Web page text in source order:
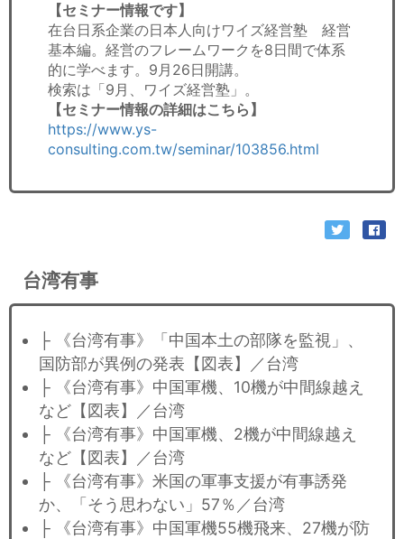
【セミナー情報です】
在台日系企業の日本人向けワイズ経営塾 経営
基本編。経営のフレームワークを8日間で体系
的に学べます。9月26日開講。
検索は「9月、ワイズ経営塾」。
【セミナー情報の詳細はこちら】
https://www.ys-
consulting.com.tw/seminar/103856.html
台湾有事
├ 《台湾有事》「中国本土の部隊を監視」、
国防部が異例の発表【図表】／台湾
├ 《台湾有事》中国軍機、10機が中間線越え
など【図表】／台湾
├ 《台湾有事》中国軍機、2機が中間線越え
など【図表】／台湾
├ 《台湾有事》米国の軍事支援が有事誘発
か、「そう思わない」57％／台湾
├ 《台湾有事》中国軍機55機飛来、27機が防